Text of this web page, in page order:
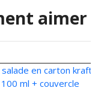
aimer